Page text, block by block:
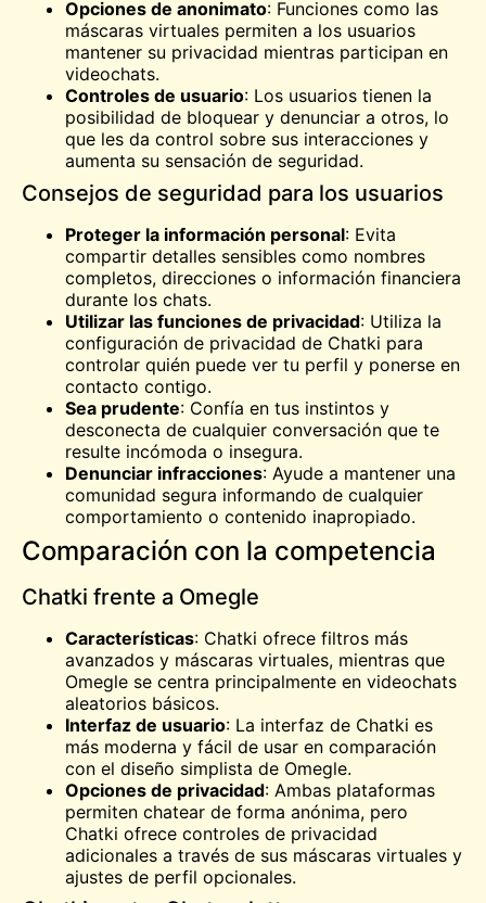
Opciones de anonimato: Funciones como las
máscaras virtuales permiten a los usuarios
mantener su privacidad mientras participan en
videochats.
Controles de usuario: Los usuarios tienen la
posibilidad de bloquear y denunciar a otros, lo
que les da control sobre sus interacciones y
aumenta su sensación de seguridad.
Consejos de seguridad para los usuarios
Proteger la información personal: Evita
compartir detalles sensibles como nombres
completos, direcciones o información financiera
durante los chats.
Utilizar las funciones de privacidad: Utiliza la
configuración de privacidad de Chatki para
controlar quién puede ver tu perfil y ponerse en
contacto contigo.
Sea prudente: Confía en tus instintos y
desconecta de cualquier conversación que te
resulte incómoda o insegura.
Denunciar infracciones: Ayude a mantener una
comunidad segura informando de cualquier
comportamiento o contenido inapropiado.
Comparación con la competencia
Chatki frente a Omegle
Características: Chatki ofrece filtros más
avanzados y máscaras virtuales, mientras que
Omegle se centra principalmente en videochats
aleatorios básicos.
Interfaz de usuario: La interfaz de Chatki es
más moderna y fácil de usar en comparación
con el diseño simplista de Omegle.
Opciones de privacidad: Ambas plataformas
permiten chatear de forma anónima, pero
Chatki ofrece controles de privacidad
adicionales a través de sus máscaras virtuales y
ajustes de perfil opcionales.